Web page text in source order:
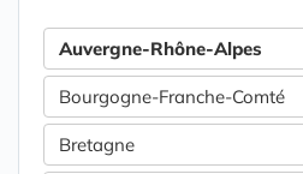
Auvergne-Rhône-Alpes
Bourgogne-Franche-Comté
Bretagne